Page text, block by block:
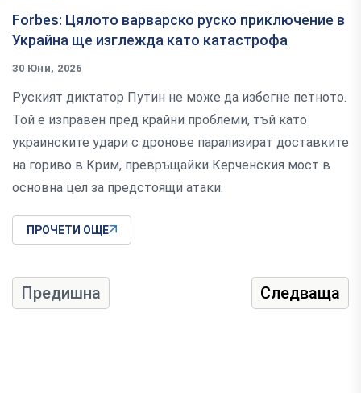
Forbes: Цялото варварско руско приключение в
Украйна ще изглежда като катастрофа
30 Юни, 2026
Руският диктатор Путин не може да избегне петното.
Той е изправен пред крайни проблеми, тъй като
украинските удари с дронове парализират доставките
на гориво в Крим, превръщайки Керченския мост в
основна цел за предстоящи атаки.
ПРОЧЕТИ ОЩЕ
Предишна Следваща